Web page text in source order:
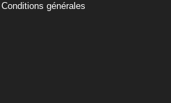
Conditions générales